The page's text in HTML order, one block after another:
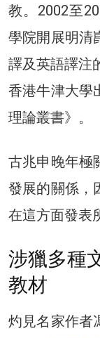
教。2002至
學院開展明清
譯及英語譯注
香港牛津大學
理論叢書》。
古兆申晚年極
發展的關係，
在這方面發表
涉獵多種
教材
灼見名家作者